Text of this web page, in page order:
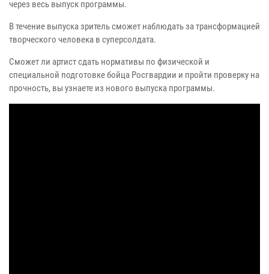
через весь выпуск программы.
В течение выпуска зритель сможет наблюдать за трансформацией
творческого человека в суперсолдата.
Сможет ли артист сдать нормативы по физической и
специальной подготовке бойца Росгвардии и пройти проверку на
прочность, вы узнаете из нового выпуска программы.